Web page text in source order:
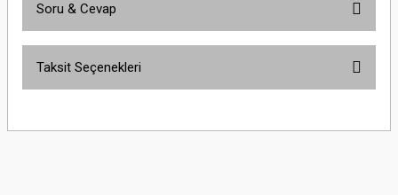
Soru & Cevap
Soru Sor
Taksit Seçenekleri